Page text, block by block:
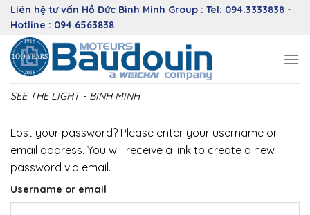
Skip
content
Liên hệ tư vấn Hồ Đức Bình Minh Group : Tel: 094.3333838 -
Hotline : 094.6563838
SEE THE LIGHT - BINH MINH
Lost your password? Please enter your username or
email address. You will receive a link to create a new
password via email.
Username or email